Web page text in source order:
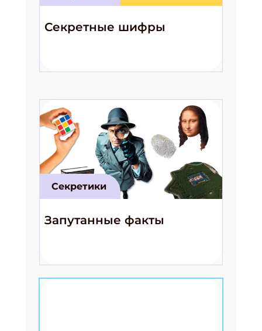
Секретные шифры
Секретики
Запутанные факты